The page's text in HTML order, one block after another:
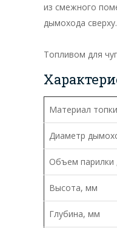
из смежного
дымохода
Топливом для
Материал топки
Диаметр
Объем парилки
Высота, мм
Глубина, мм